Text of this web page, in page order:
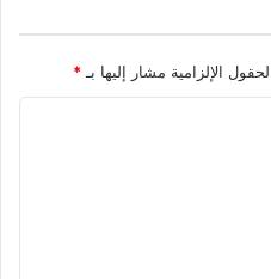
الإلزامية مشار إليها بـ *